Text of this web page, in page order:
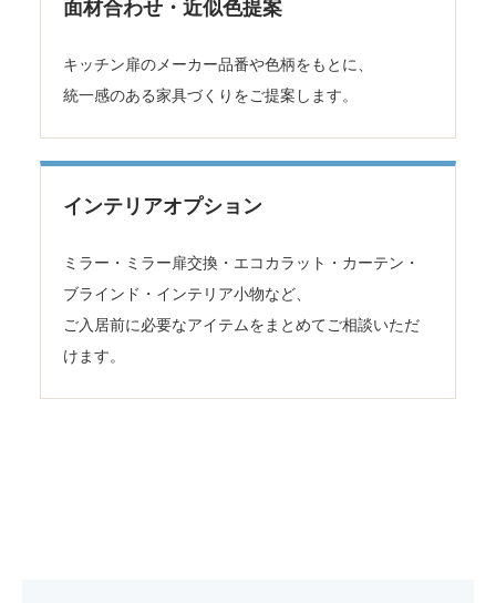
面材合わせ・近似色提案
キッチン扉のメーカー品番や色柄をもとに、
統一感のある家具づくりをご提案します。
インテリアオプション
ミラー・ミラー扉交換・エコカラット・カーテン・
ブラインド・インテリア小物など、
ご入居前に必要なアイテムをまとめてご相談いただ
けます。